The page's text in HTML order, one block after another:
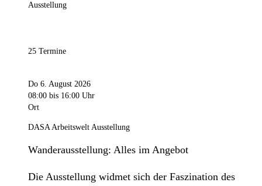
Ausstellung
25 Termine
Do 6. August 2026
08:00 bis 16:00 Uhr
Ort
DASA Arbeitswelt Ausstellung
Wanderausstellung: Alles im Angebot
Die Ausstellung widmet sich der Faszination des